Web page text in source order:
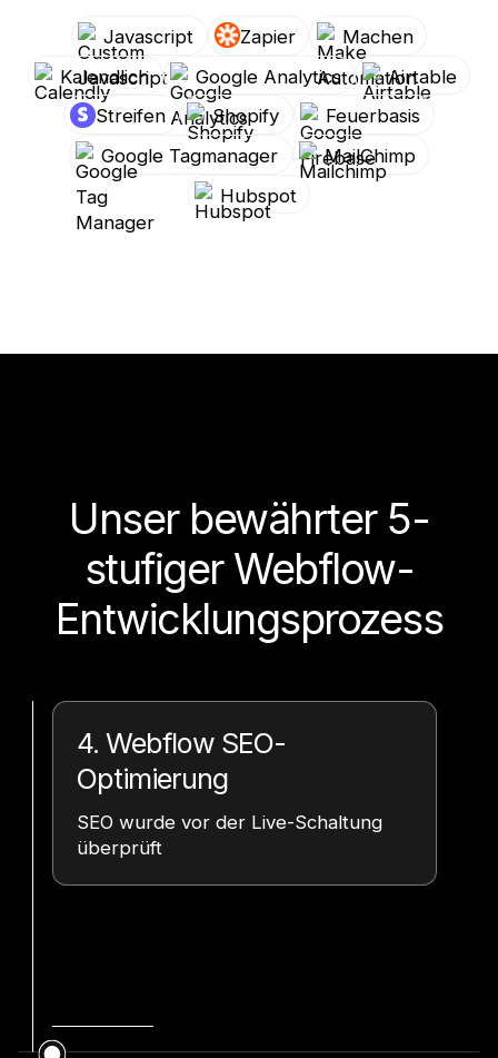
Javascript Zapier
Machen
Kalendlich
Google Analytics
Airtable
Streifen
Shopify
Feuerbasis
Google Tagmanager
MailChimp
Hubspot
Unser bewährter 5-
stufiger Webflow-
Entwicklungsprozess
4. Webflow SEO-
Optimierung
SEO wurde vor der Live-Schaltung
überprüft